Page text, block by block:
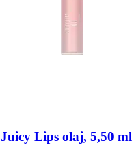
Juicy Lips olaj, 5,50 ml